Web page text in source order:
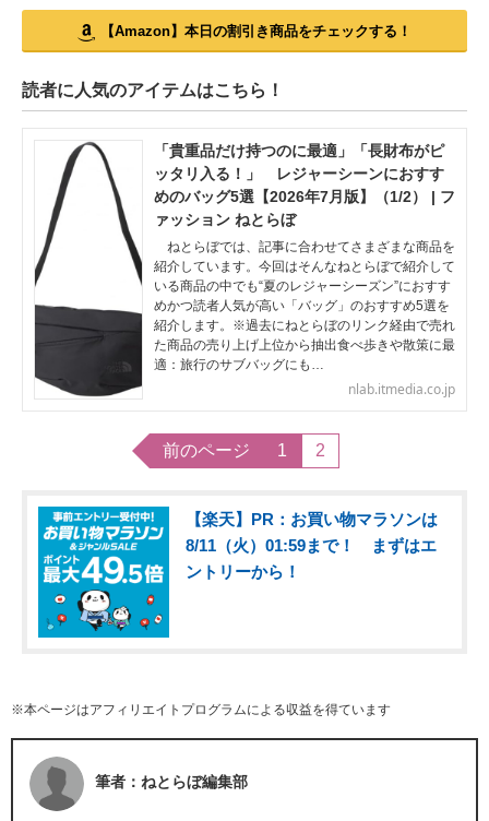
【Amazon】本日の割引き商品をチェックする！
読者に人気のアイテムはこちら！
「貴重品だけ持つのに最適」「長財布がピ
ッタリ入る！」 レジャーシーンにおすす
めのバッグ5選【2026年7月版】（1/2） | フ
ァッション ねとらぼ
ねとらぼでは、記事に合わせてさまざまな商品を
紹介しています。今回はそんなねとらぼで紹介して
いる商品の中でも“夏のレジャーシーズン”におすす
めかつ読者人気が高い「バッグ」のおすすめ5選を
紹介します。※過去にねとらぼのリンク経由で売れ
た商品の売り上げ上位から抽出食べ歩きや散策に最
適：旅行のサブバッグにも…
nlab.itmedia.co.jp
前のページ 1 2
【楽天】PR：お買い物マラソンは
8/11（火）01:59まで！ まずはエ
ントリーから！
※本ページはアフィリエイトプログラムによる収益を得ています
筆者：ねとらぼ編集部